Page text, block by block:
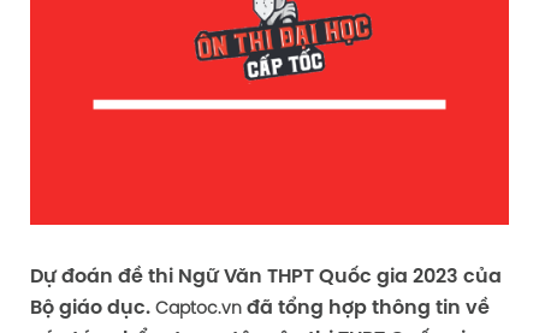
Dự đoán đề thi Ngữ Văn THPT Quốc gia 2023 của
Bộ giáo dục. Captoc.vnđã tổng hợp thông tin về